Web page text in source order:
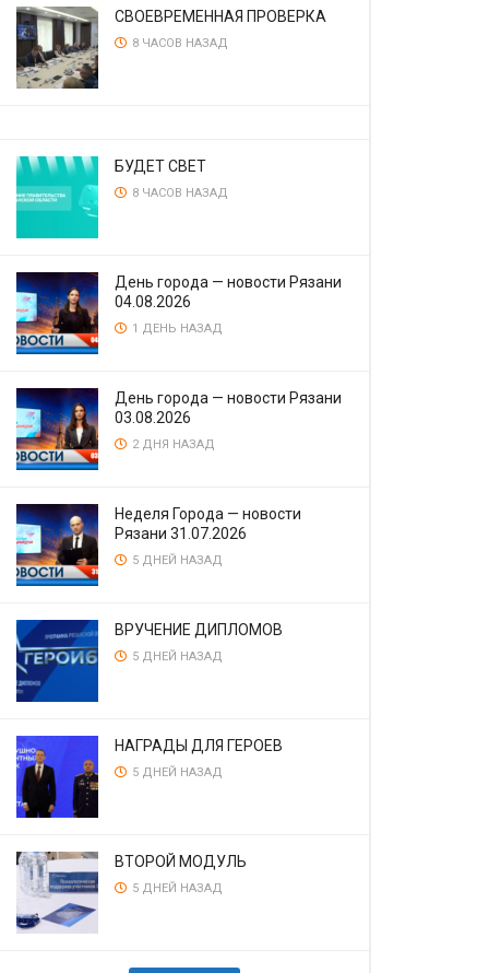
СВОЕВРЕМЕННАЯ ПРОВЕРКА
8 ЧАСОВ НАЗАД
БУДЕТ СВЕТ
8 ЧАСОВ НАЗАД
День города — новости Рязани
04.08.2026
1 ДЕНЬ НАЗАД
День города — новости Рязани
03.08.2026
2 ДНЯ НАЗАД
Неделя Города — новости
Рязани 31.07.2026
5 ДНЕЙ НАЗАД
ВРУЧЕНИЕ ДИПЛОМОВ
5 ДНЕЙ НАЗАД
НАГРАДЫ ДЛЯ ГЕРОЕВ
5 ДНЕЙ НАЗАД
ВТОРОЙ МОДУЛЬ
5 ДНЕЙ НАЗАД